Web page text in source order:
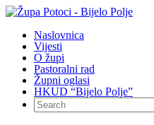
Naslovnica
Vijesti
O župi
Pastoralni rad
Župni oglasi
HKUD “Bijelo Polje”